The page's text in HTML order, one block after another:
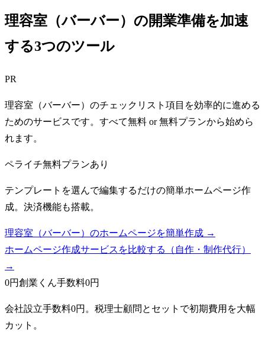
理容室（バーバー）の開業準備を加速
する3つのツール
PR
理容室（バーバー）のチェックリスト項目を効率的に進める
ためのサービスです。すべて無料 or 無料プランから始めら
れます。
ペライチ無料プランあり
テンプレートを選んで編集するだけの簡単ホームページ作
成。決済機能も搭載。
理容室（バーバー）のホームページを簡単作成 →
ホームページ作成サービスを比較する（自作・制作代行）
→
0円創業くん手数料0円
会社設立手数料0円。税理士顧問とセットで初期費用を大幅
カット。